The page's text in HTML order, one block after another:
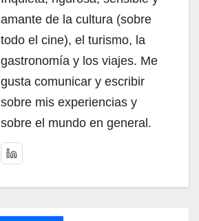
amante de la cultura (sobre
todo el cine), el turismo, la
gastronomía y los viajes. Me
gusta comunicar y escribir
sobre mis experiencias y
sobre el mundo en general.